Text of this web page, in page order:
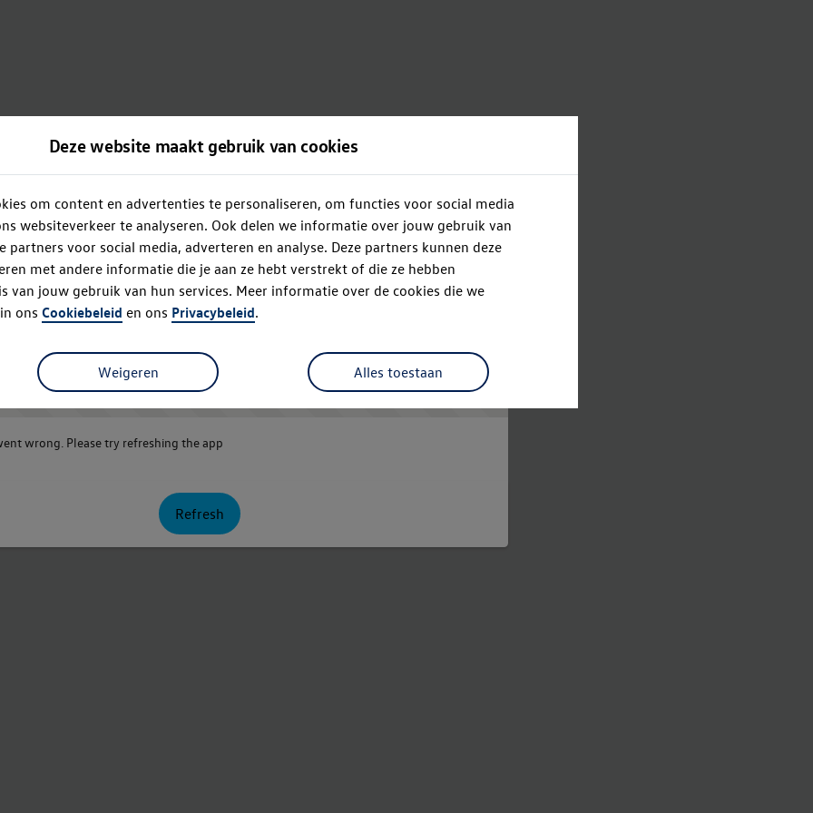
Deze website maakt gebruik van cookies
om content en advertenties te personaliseren, om functies voor social media
websiteverkeer te analyseren. Ook delen we informatie over jouw gebruik van
partners voor social media, adverteren en analyse. Deze partners kunnen deze
met andere informatie die je aan ze hebt verstrekt of die ze hebben
van jouw gebruik van hun services. Meer informatie over de cookies die we
ons Cookiebeleid en ons Privacybeleid.
Alles toestaan
Weigeren Oops!
wrong. Please try refreshing the app
Refresh